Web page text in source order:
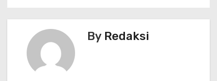
By Redaksi